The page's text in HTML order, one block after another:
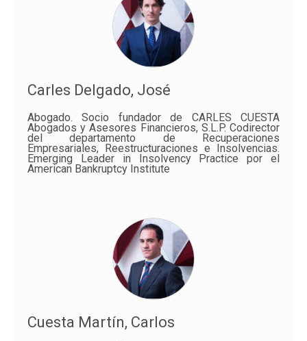
Carles Delgado, José
Abogado. Socio fundador de CARLES CUESTA
Abogados y Asesores Financieros, S.L.P. Codirector
del departamento de Recuperaciones
Empresariales, Reestructuraciones e Insolvencias.
Emerging Leader in Insolvency Practice por el
American Bankruptcy Institute
Cuesta Martín, Carlos